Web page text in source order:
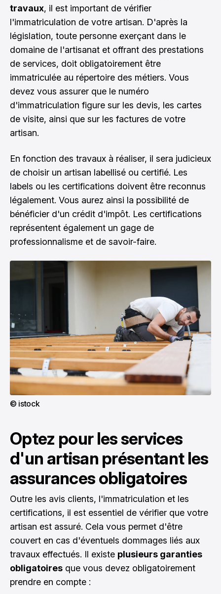
travaux, il est important de vérifier
l'immatriculation de votre artisan. D'après la
législation, toute personne exerçant dans le
domaine de l'artisanat et offrant des prestations
de services, doit obligatoirement être
immatriculée au répertoire des métiers. Vous
devez vous assurer que le numéro
d'immatriculation figure sur les devis, les cartes
de visite, ainsi que sur les factures de votre
artisan.
En fonction des travaux à réaliser, il sera judicieux
de choisir un artisan labellisé ou certifié. Les
labels ou les certifications doivent être reconnus
légalement. Vous aurez ainsi la possibilité de
bénéficier d'un crédit d'impôt. Les certifications
représentent également un gage de
professionnalisme et de savoir-faire.
© istock
Optez pour les services
d'un artisan présentant les
assurances obligatoires
Outre les avis clients, l'immatriculation et les
certifications, il est essentiel de vérifier que votre
artisan est assuré. Cela vous permet d'être
couvert en cas d'éventuels dommages liés aux
travaux effectués. Il existe plusieurs garanties
obligatoires que vous devez obligatoirement
prendre en compte :